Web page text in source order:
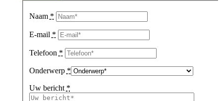
Naam *
E-mail *
Telefoon *
Onderwerp *
Uw bericht *